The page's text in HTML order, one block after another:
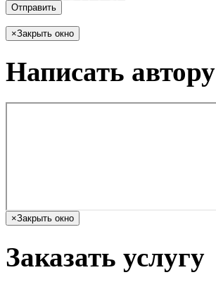
Отправить
×Закрыть окно
Написать автору
×Закрыть окно
Заказать услугу